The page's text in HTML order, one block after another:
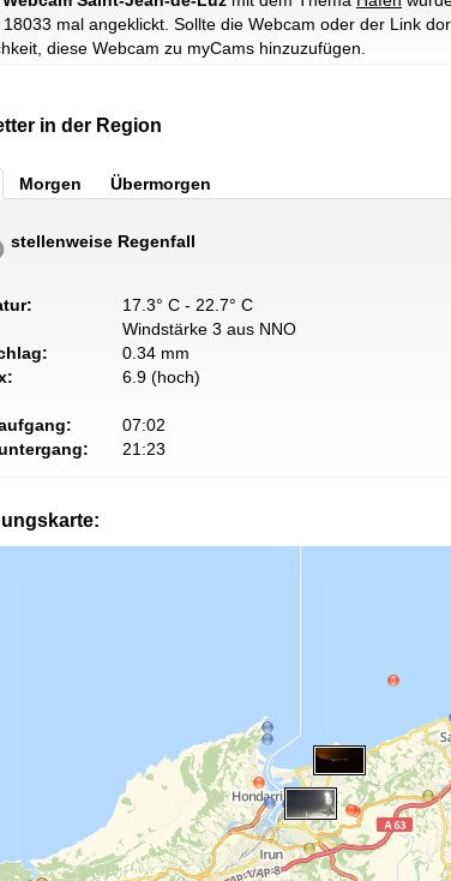
18033 mal angeklickt. Sollte die Webcam oder der Link
diese Webcam zu myCams hinzuzufügen.
in der Region
Morgen Übermorgen
stellenweise Regenfall
17.3° C - 22.7° C
Windstärke 3 aus NNO
0.34 mm
6.9 (hoch)
07:02
21:23